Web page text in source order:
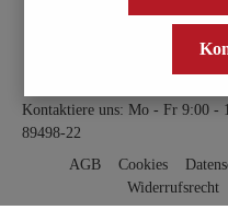
Kontaktiere uns: Mo - Fr 9:00 -
89498-22
AGB
Cookies
Widerrufsrecht